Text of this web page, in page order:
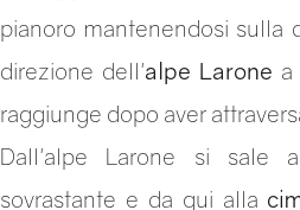
pianoro mantenendosi sulla
direzione dell'alpe Larone
raggiunge dopo aver
Dall'alpe Larone si sale
sovrastante e da qui alla